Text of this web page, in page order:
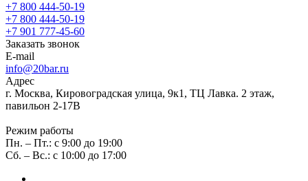
+7 800 444-50-19
+7 800 444-50-19
+7 901 777-45-60
Заказать звонок
E-mail
info@20bar.ru
Адрес
г. Москва, Кировоградская улица, 9к1, ТЦ Лавка. 2 этаж,
павильон 2-17В
Режим работы
Пн. – Пт.: с 9:00 до 19:00
Сб. – Вс.: с 10:00 до 17:00